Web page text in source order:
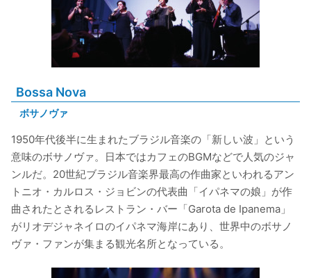
Bossa Nova
ボサノヴァ
1950年代後半に生まれたブラジル音楽の「新しい波」という
意味のボサノヴァ。日本ではカフェのBGMなどで人気のジャ
ンルだ。20世紀ブラジル音楽界最高の作曲家といわれるアン
トニオ・カルロス・ジョビンの代表曲「イパネマの娘」が作
曲されたとされるレストラン・バー「Garota de Ipanema」
がリオデジャネイロのイパネマ海岸にあり、世界中のボサノ
ヴァ・ファンが集まる観光名所となっている。